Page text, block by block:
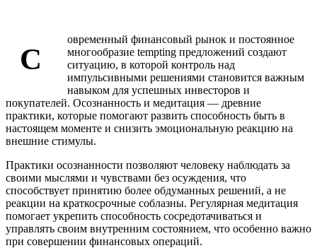
С
овременный финансовый рынок и постоянное
многообразие tempting предложений создают
ситуацию, в которой контроль над
импульсивными решениями становится важным
навыком для успешных инвесторов и
покупателей. Осознанность и медитация — древние
практики, которые помогают развить способность быть в
настоящем моменте и снизить эмоциональную реакцию на
внешние стимулы.
Практики осознанности позволяют человеку наблюдать за
своими мыслями и чувствами без осуждения, что
способствует принятию более обдуманных решений, а не
реакции на краткосрочные соблазны. Регулярная медитация
помогает укрепить способность сосредотачиваться и
управлять своим внутренним состоянием, что особенно важно
при совершении финансовых операций.